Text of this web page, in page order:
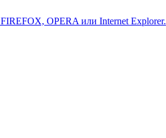
OPERA или Internet Explorer.